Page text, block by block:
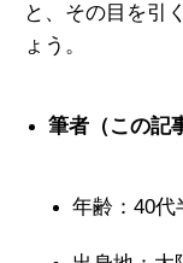
と、その目を引
ょう。
筆者（この記
年齢：40代